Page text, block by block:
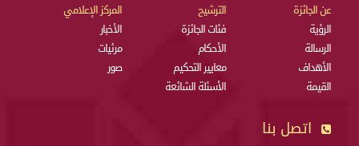
عن الجائزة
الرؤية
الرسالة
الأهداف
القيمة
الترشيح
فئات الجائزة
الأحكام
معايير التحكيم
الأسئلة الشائعة
المركز الإعلامي
الأخبار
مرئيات
صور
اتصل بنا